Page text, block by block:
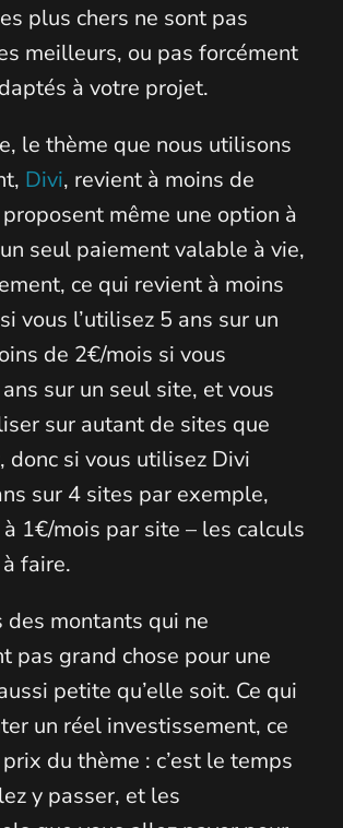
plus chers ne sont pas
meilleurs, ou pas forcément
à votre projet.
le thème que nous utilisons
Divi, revient à moins de
même une option à
seul paiement valable à vie,
ce qui revient à moins
vous l’utilisez 5 ans sur un
de 2€/mois si vous
sur un seul site, et vous
sur autant de sites que
donc si vous utilisez Divi
sur 4 sites par exemple,
1€/mois par site – les calculs
faire.
des montants qui ne
pas grand chose pour une
petite qu’elle soit. Ce qui
un réel investissement, ce
du thème : c’est le temps
y passer, et les